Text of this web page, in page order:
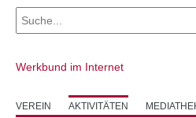
Werkbund im Internet
VEREIN AKTIVITÄTEN